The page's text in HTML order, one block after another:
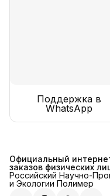
Поддержка в
WhatsApp
Официальный
заказов физических
Российский Научно-
и Экологии Полимер